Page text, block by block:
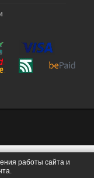
работы сайта и